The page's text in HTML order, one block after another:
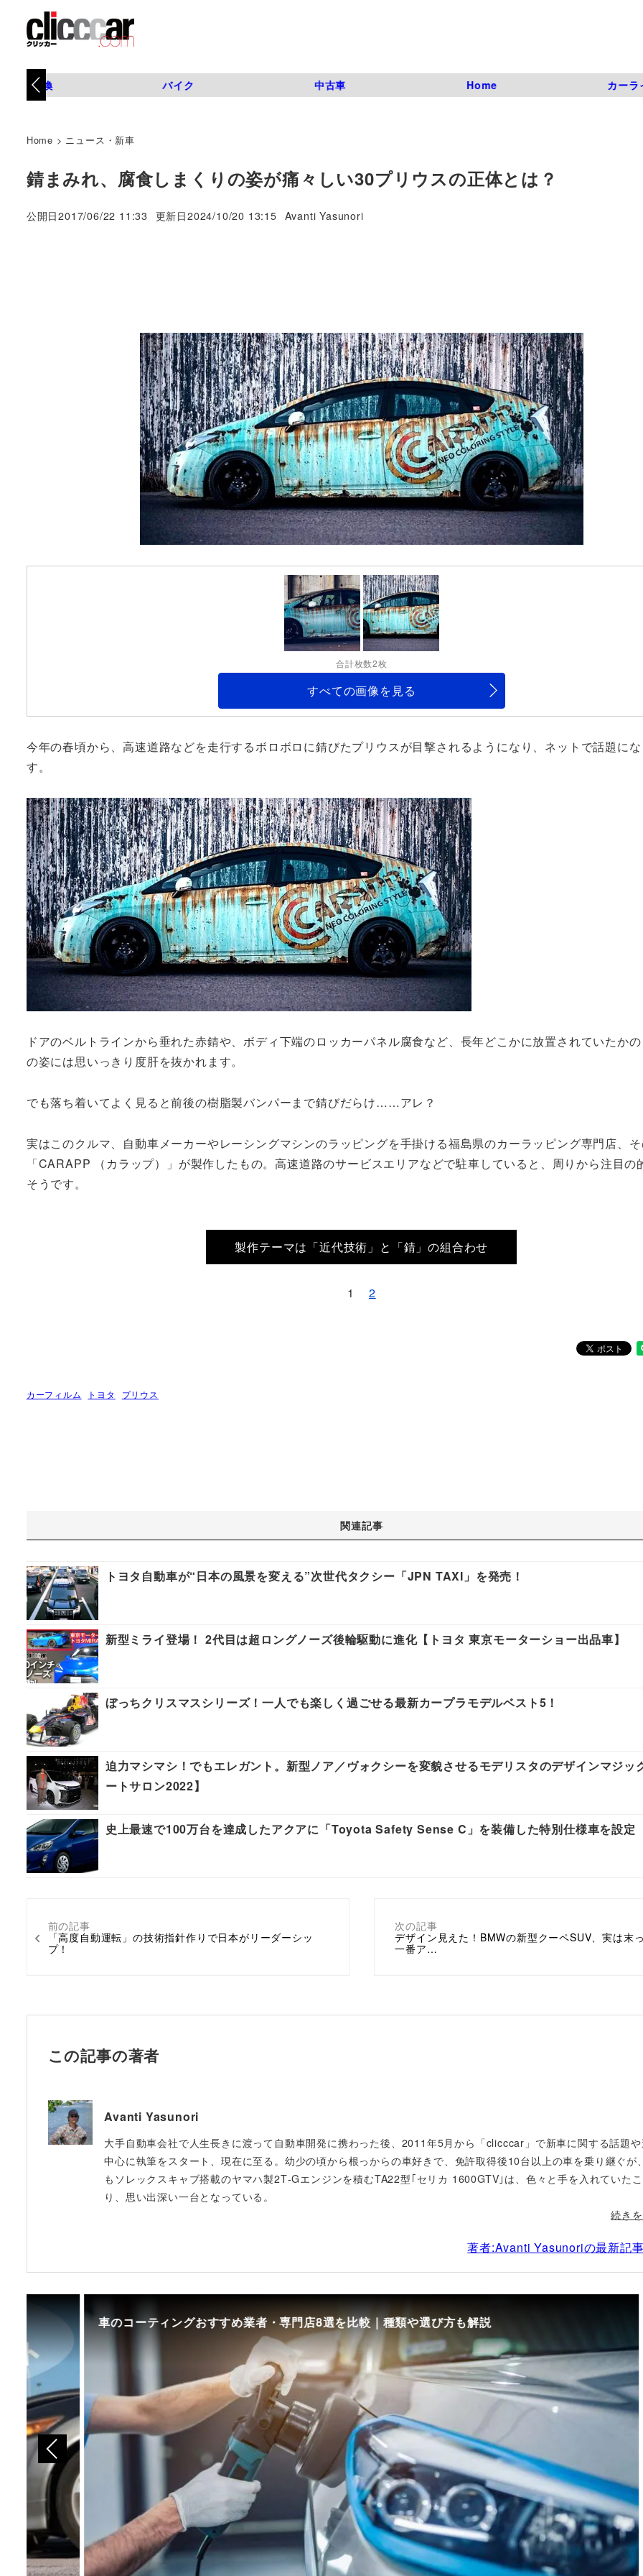
タイヤ交換 バイク 中古車 Home カーラ
Home > ニュース・新車
錆まみれ、腐食しまくりの姿が痛々しい30プリウスの正体とは？
公開日2017/06/22 11:33 更新日2024/10/20 13:15
著
Avanti Yasunori
合計枚数2枚
すべての画像を見る
今年の春頃から、高速道路などを走行するボロボロに錆びたプリウスが目撃されるようになり、ネットで話題に
す。
ドアのベルトラインから垂れた赤錆や、ボディ下端のロッカーパネル腐食など、長年どこかに放置されていたか
の姿には思いっきり度肝を抜かれます。
でも落ち着いてよく見ると前後の樹脂製バンパーまで錆びだらけ……アレ？
実はこのクルマ、自動車メーカーやレーシングマシンのラッピングを手掛ける福島県のカーラッピング専門店、
「CARAPP （カラップ）」が製作したもの。高速道路のサービスエリアなどで駐車していると、周りから注目の
そうです。
製作テーマは「近代技術」と「錆」の組合わせ
1 2
カーフィルム トヨタ プリウス
前の記事
「高度自動運転」の技術指針作りで日本がリーダーシッ
プ！
次の記事
デザイン見えた！BMWの新型クーペSUV、実は末
一番ア…
関連記事
トヨタ自動車が“日本の風景を変える”次世代タクシー「JPN TAXI」を発売！
新型ミライ登場！ 2代目は超ロングノーズ後輪駆動に進化【トヨタ 東京モーターショー出品車】
ぼっちクリスマスシリーズ！一人でも楽しく過ごせる最新カープラモデルベスト5！
迫力マシマシ！でもエレガント。新型ノア／ヴォクシーを変貌させるモデリスタのデザインマジッ
ートサロン2022】
史上最速で100万台を達成したアクアに「Toyota Safety Sense C」を装備した特別仕様車を設定
この記事の著者
Avanti Yasunori
大手自動車会社で人生長きに渡って自動車開発に携わった後、2011年5月から「clicccar」で新車に関する話題
中心に執筆をスタート、現在に至る。幼少の頃から根っからの車好きで、免許取得後10台以上の車を乗り継ぐが
もソレックスキャブ搭載のヤマハ製2T‐Gエンジンを積むTA22型｢セリカ 1600GTV｣は、色々と手を入れていた
り、思い出深い一台となっている。
続き
著者:Avanti Yasunoriの最新記
車のコーティングおすすめ業者・専門店8選を比較｜種類や選び方も解説